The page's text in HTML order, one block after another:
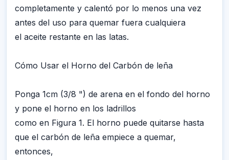
completamente y calentó por lo menos una vez
antes del uso para quemar fuera cualquiera
el aceite restante en las latas.
Cómo Usar el Horno del Carbón de leña
Ponga 1cm (3/8 ") de arena en el fondo del horno
y pone el horno en los ladrillos
como en Figura 1. El horno puede quitarse hasta
que el carbón de leña empiece a quemar,
entonces,